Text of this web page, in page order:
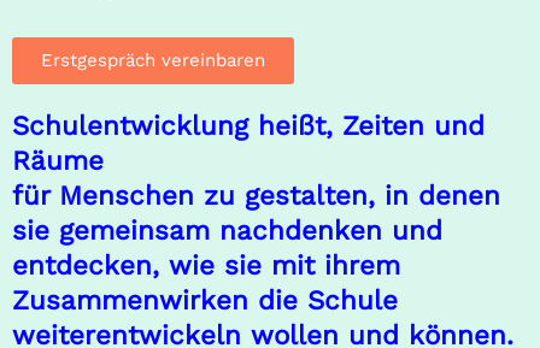
Diagnoseworkshop zur
Schulentwicklung